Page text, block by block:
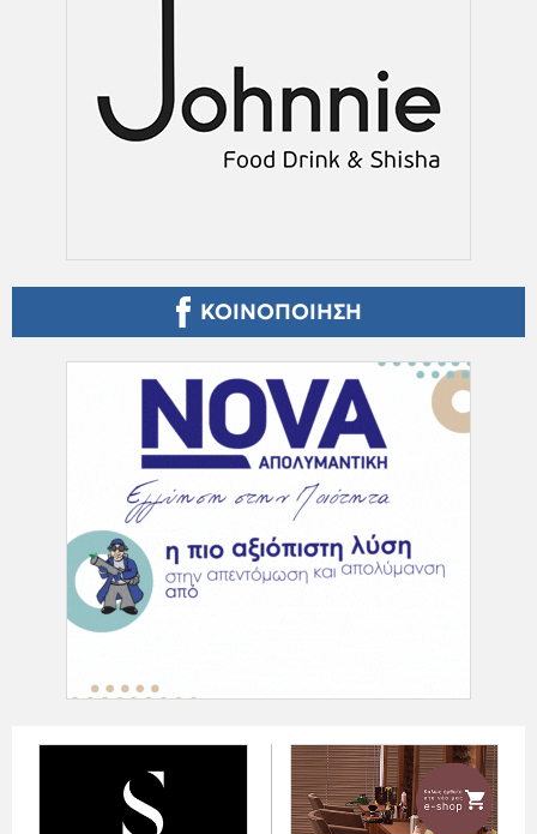
ΚΟΙΝΟΠΟΙΗΣΗ